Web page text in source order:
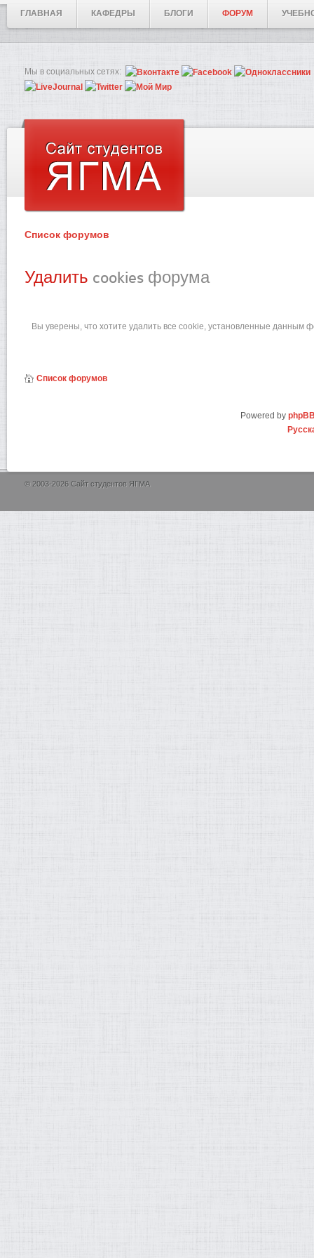
ГЛАВНАЯ КАФЕДРЫ БЛОГИ ФОРУМ
Мы в социальных сетях:
Список форумов
Удалить cookies форума
Вы уверены, что хотите удалить все cookie, установленные данным
Список форумов
Powered by
© 2003-2026 Сайт студентов ЯГМА